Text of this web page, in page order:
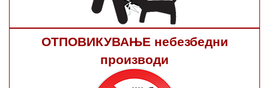
ОТПОВИКУВАЊЕ небезбедни
производи